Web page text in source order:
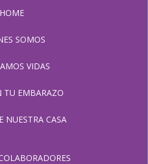
HOME
SOMOS
VIDAS
TU EMBARAZO
NUESTRA CASA